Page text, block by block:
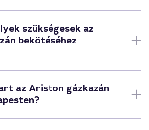
szükségesek az
bekötéséhez
az Ariston gázkazán